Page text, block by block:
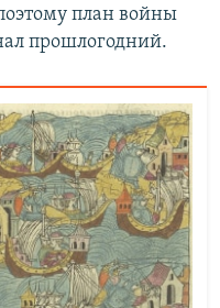
план войны
прошлогодний.